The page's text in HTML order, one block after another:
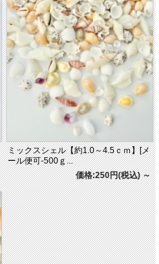
ミックスシェル【約1.0～4.5ｃｍ】[メ
ール便可-500ｇ...
価格:250円(税込)～